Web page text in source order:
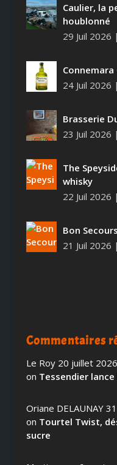
Caulier, la
houblonné
29 Juil 2026 |
24 Juil 2026 |
Brasserie
23 Juil 2026 |
The
whisky
22 Juil 2026 |
Bon
21 Juil 2026 |
Commentaires
Le Roy 20 juillet 2026
on Tessendier
Oriane DELAUNAY
on Tourtel Twist,
sucre